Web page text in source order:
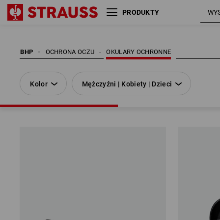
PRODUKTY
BHP OKULARY OCHRONNE
OCHRONA OCZU
Kolor Mężczyźni | Kobiety | Dzieci
Kolor Mężczyźni | Kobiety | Dzieci